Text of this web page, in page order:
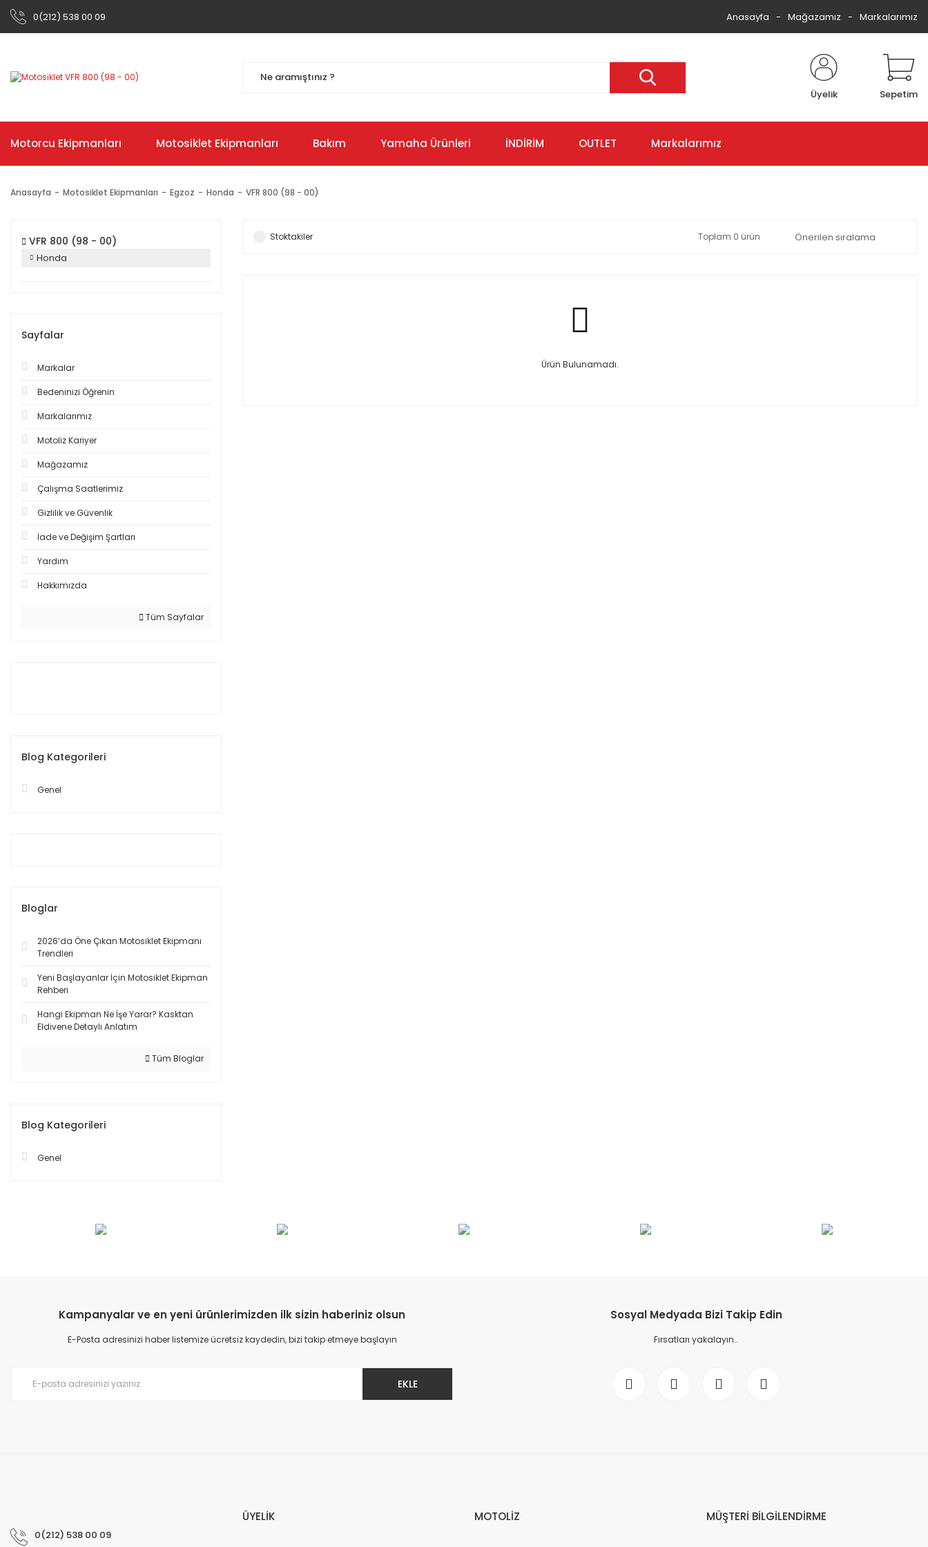
0(212) 538 00 09 Anasayfa Mağazamız Markalarımız
Üyelik Sepetim
Motorcu Ekipmanları Motosiklet Ekipmanları Bakım Yamaha Ürünleri İNDİRİM OUTLET Markalarımız
Anasayfa Motosiklet Ekipmanları Egzoz Honda VFR 800 (98 - 00)
VFR 800 (98 - 00)
Honda
Sayfalar
Markalar
Bedeninizi Öğrenin
Markalarımız
Motoliz Kariyer
Mağazamız
Çalışma Saatlerimiz
Gizlilik ve Güvenlik
İade ve Değişim Şartları
Yardım
Hakkımızda
Tüm Sayfalar
Blog Kategorileri
Genel
Bloglar
2026’da Öne Çıkan Motosiklet Ekipmanı
Trendleri
Yeni Başlayanlar İçin Motosiklet Ekipman
Rehberi
Hangi Ekipman Ne İşe Yarar? Kasktan
Eldivene Detaylı Anlatım
Tüm Bloglar
Blog Kategorileri
Genel
Stoktakiler Toplam 0 ürün
Ürün Bulunamadı.
Kampanyalar ve en yeni ürünlerimizden ilk sizin haberiniz olsun
E-Posta adresinizi haber listemize ücretsiz kaydedin, bizi takip etmeye başlayın
EKLE
Sosyal Medyada Bizi Takip Edin
Fırsatları yakalayın..
0(212) 538 00 09
ÜYELİK MOTOLİZ MÜŞTERİ BİLGİLENDİRME